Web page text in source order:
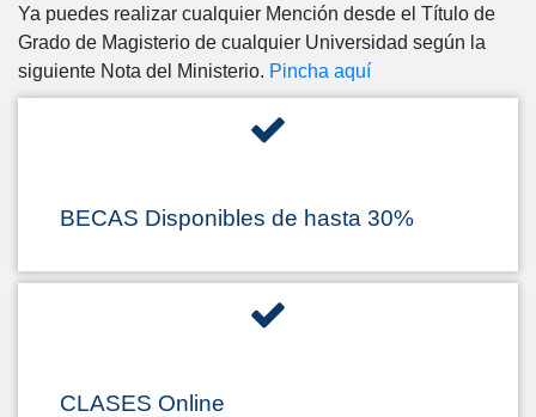
Ya puedes realizar cualquier Mención desde el Título de
Grado de Magisterio de cualquier Universidad según la
siguiente Nota del Ministerio. Pincha aquí
BECAS Disponibles de hasta 30%
CLASES Online